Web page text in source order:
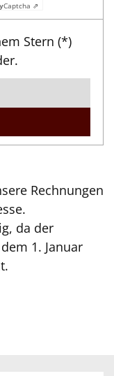
Captcha ⇗
Stern (*)
Rechnungen
da der
1. Januar